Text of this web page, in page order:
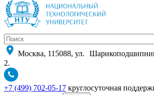
Москва, 115088, ул.
2.
+7 (499) 702-05-17 круглосуточная